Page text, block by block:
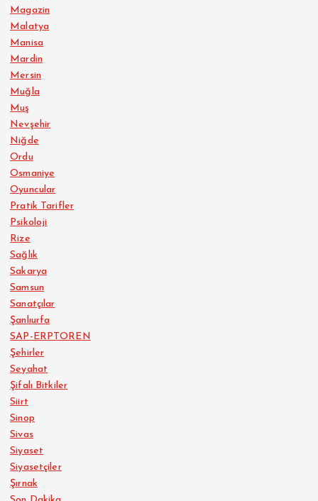
Magazin
Malatya
Manisa
Mardin
Mersin
Muğla
Muş
Nevşehir
Niğde
Ordu
Osmaniye
Oyuncular
Pratik Tarifler
Psikoloji
Rize
Sağlık
Sakarya
Samsun
Sanatçılar
Şanlıurfa
SAP-ERPTOREN
Şehirler
Seyahat
Şifalı Bitkiler
Siirt
Sinop
Sivas
Siyaset
Siyasetçiler
Şırnak